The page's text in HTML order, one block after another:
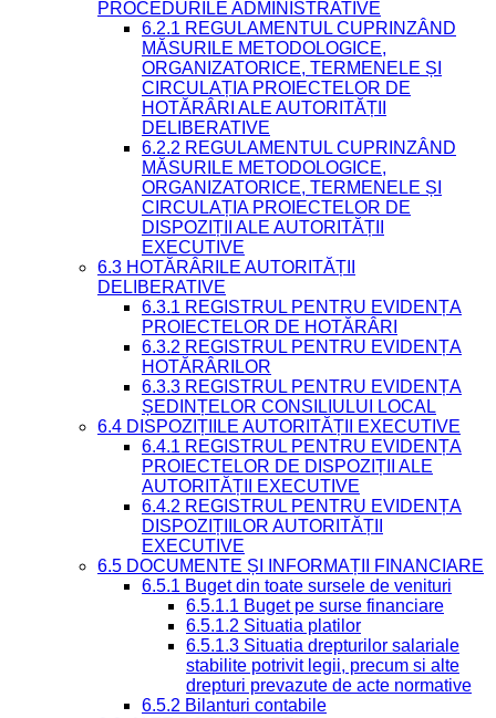
PROCEDURILE ADMINISTRATIVE
6.2.1 REGULAMENTUL CUPRINZÂND
MĂSURILE METODOLOGICE,
ORGANIZATORICE, TERMENELE ȘI
CIRCULAȚIA PROIECTELOR DE
HOTĂRÂRI ALE AUTORITĂȚII
DELIBERATIVE
6.2.2 REGULAMENTUL CUPRINZÂND
MĂSURILE METODOLOGICE,
ORGANIZATORICE, TERMENELE ȘI
CIRCULAȚIA PROIECTELOR DE
DISPOZIȚII ALE AUTORITĂȚII
EXECUTIVE
6.3 HOTĂRÂRILE AUTORITĂȚII
DELIBERATIVE
6.3.1 REGISTRUL PENTRU EVIDENȚA
PROIECTELOR DE HOTĂRÂRI
6.3.2 REGISTRUL PENTRU EVIDENȚA
HOTĂRÂRILOR
6.3.3 REGISTRUL PENTRU EVIDENȚA
ȘEDINȚELOR CONSILIULUI LOCAL
6.4 DISPOZIȚIILE AUTORITĂȚII EXECUTIVE
6.4.1 REGISTRUL PENTRU EVIDENȚA
PROIECTELOR DE DISPOZIȚII ALE
AUTORITĂȚII EXECUTIVE
6.4.2 REGISTRUL PENTRU EVIDENȚA
DISPOZIȚIILOR AUTORITĂȚII
EXECUTIVE
6.5 DOCUMENTE ȘI INFORMAȚII FINANCIARE
6.5.1 Buget din toate sursele de venituri
6.5.1.1 Buget pe surse financiare
6.5.1.2 Situatia platilor
6.5.1.3 Situatia drepturilor salariale
stabilite potrivit legii, precum si alte
drepturi prevazute de acte normative
6.5.2 Bilanturi contabile